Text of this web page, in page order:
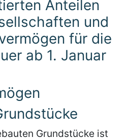
Anteilen
und
für die
ab 1. Januar
Grundstücke ist